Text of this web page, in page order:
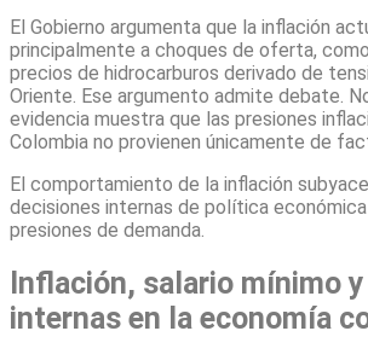
El Gobierno argumenta que la inflación
principalmente a choques de oferta,
precios de hidrocarburos derivado de
Oriente. Ese argumento admite debate.
evidencia muestra que las presiones
Colombia no provienen únicamente de
El comportamiento de la inflación
decisiones internas de política
presiones de demanda.
Inflación, salario mínimo
internas en la economía